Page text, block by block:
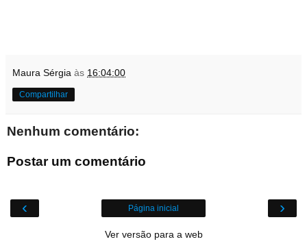
Maura Sérgia às 16:04:00
Compartilhar
Nenhum comentário:
Postar um comentário
‹ ›
Página inicial
Ver versão para a web